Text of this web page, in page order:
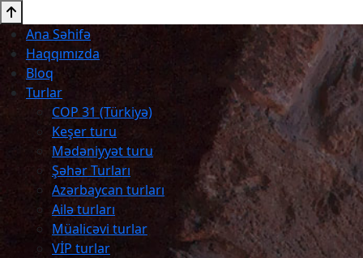
Ana Səhifə
Haqqımızda
Bloq
Turlar
COP 31 (Türkiyə)
Keşer turu
Mədəniyyət turu
Şəhər Turları
Azərbaycan turları
Ailə turları
Müalicəvi turlar
VİP turlar